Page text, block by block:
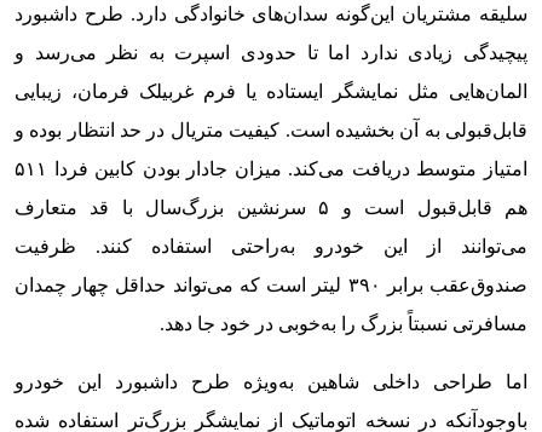
سلیقه مشتریان این‌گونه سدان‌های خانوادگی دارد. طرح داشبورد
پیچیدگی زیادی ندارد اما تا حدودی اسپرت به نظر می‌رسد و
المان‌هایی مثل نمایشگر ایستاده یا فرم غربیلک فرمان، زیبایی
قابل‌قبولی به آن بخشیده است. کیفیت متریال در حد انتظار بوده و
امتیاز متوسط دریافت می‌کند. میزان جادار بودن کابین فردا ۵۱۱
هم قابل‌قبول است و ۵ سرنشین بزرگ‌سال با قد متعارف
می‌توانند از این خودرو به‌راحتی استفاده کنند. ظرفیت
صندوق‌عقب برابر ۳۹۰ لیتر است که می‌تواند حداقل چهار چمدان
مسافرتی نسبتاً بزرگ را به‌خوبی در خود جا دهد.
اما طراحی داخلی شاهین به‌ویژه طرح داشبورد این خودرو
باوجودآنکه در نسخه اتوماتیک از نمایشگر بزرگ‌تر استفاده شده